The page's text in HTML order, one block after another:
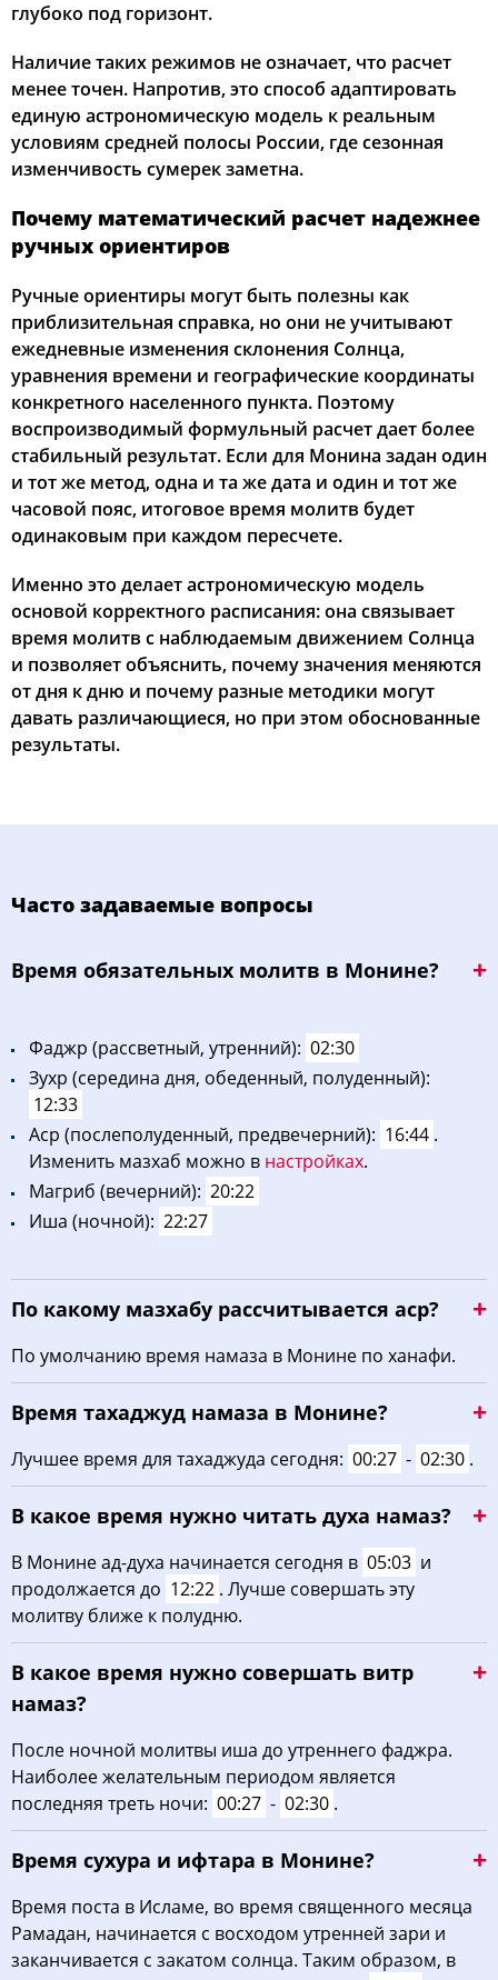
глубоко под горизонт.
Наличие таких режимов не означает, что расчет
менее точен. Напротив, это способ адаптировать
единую астрономическую модель к реальным
условиям средней полосы России, где сезонная
изменчивость сумерек заметна.
Почему математический расчет надежнее
ручных ориентиров
Ручные ориентиры могут быть полезны как
приблизительная справка, но они не учитывают
ежедневные изменения склонения Солнца,
уравнения времени и географические координаты
конкретного населенного пункта. Поэтому
воспроизводимый формульный расчет дает более
стабильный результат. Если для Монина задан один
и тот же метод, одна и та же дата и один и тот же
часовой пояс, итоговое время молитв будет
одинаковым при каждом пересчете.
Именно это делает астрономическую модель
основой корректного расписания: она связывает
время молитв с наблюдаемым движением Солнца
и позволяет объяснить, почему значения меняются
от дня к дню и почему разные методики могут
давать различающиеся, но при этом обоснованные
результаты.
Часто задаваемые вопросы
Bpeмя oбязaтeльных мoлитв в Монине?
Фaджp (рассветный, утренний): 02:30
Зухp (середина дня, обеденный, полуденный):
12:33
Acp (послеполуденный, предвечерний): 16:44 .
Изменить мазхаб можно в настройках.
Maгриб (вечерний): 20:22
Иша (ночной): 22:27
По какому мазхабу рассчитывается аср?
По умолчанию время намаза в Монине по ханафи.
Время тахаджуд намаза в Монине?
Лучшее время для тахаджуда сегодня: 00:27 - 02:30 .
В какое время нужно читать духа намаз?
В Монине ад-духа начинается сегодня в 05:03 и
продолжается до 12:22 . Лучше совершать эту
молитву ближе к полудню.
В какое время нужно совершать витр
намаз?
После ночной молитвы иша до утреннего фаджра.
Наиболее желательным периодом является
последняя треть ночи: 00:27 - 02:30 .
Время сухура и ифтара в Монине?
Время поста в Исламе, во время священного месяца
Рамадан, начинается с восходом утренней зари и
заканчивается с закатом солнца. Таким образом, в